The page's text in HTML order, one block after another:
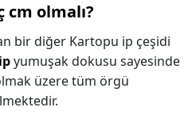
cm olmalı?
bir diğer Kartopu ip çeşidi
yumuşak dokusu sayesinde
üzere tüm örgü